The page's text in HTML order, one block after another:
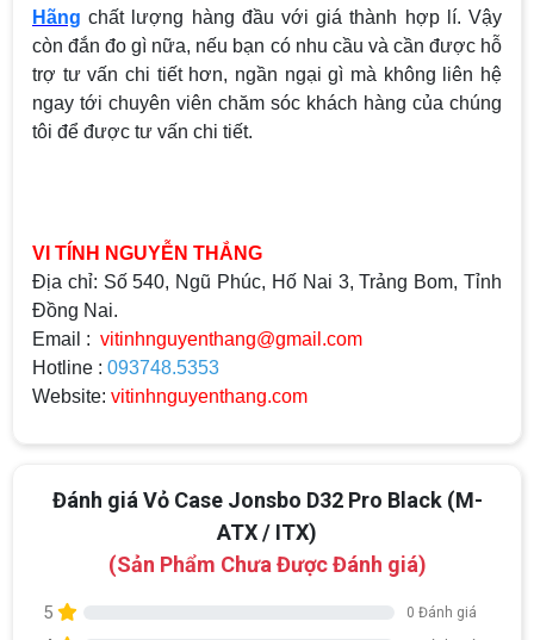
Hãng chất lượng hàng đầu với giá thành hợp lí. Vậy
còn đắn đo gì nữa, nếu bạn có nhu cầu và cần được hỗ
trợ tư vấn chi tiết hơn, ngần ngại gì mà không liên hệ
ngay tới chuyên viên chăm sóc khách hàng của chúng
tôi để được tư vấn chi tiết.
VI TÍNH NGUYỄN THẮNG
Địa chỉ: Số 540, Ngũ Phúc, Hố Nai 3, Trảng Bom, Tỉnh
Đồng Nai.
Email : vitinhnguyenthang@gmail.com
Hotline : 093748.5353
Website: vitinhnguyenthang.com
Đánh giá Vỏ Case Jonsbo D32 Pro Black (M-
ATX / ITX)
(Sản Phẩm Chưa Được Đánh giá)
5 0 Đánh giá